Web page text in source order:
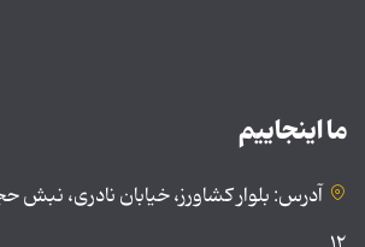
ما اینجاییم
آدرس: بلوار کشاورز، خیابان نادری،